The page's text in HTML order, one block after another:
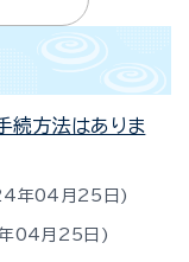
続方法はありま
年04月25日
04月25日